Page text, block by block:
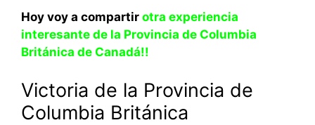
Hoy voy a compartir otra experiencia
interesante de la Provincia de Columbia
Británica de Canadá!!
Victoria de la Provincia de
Columbia Británica